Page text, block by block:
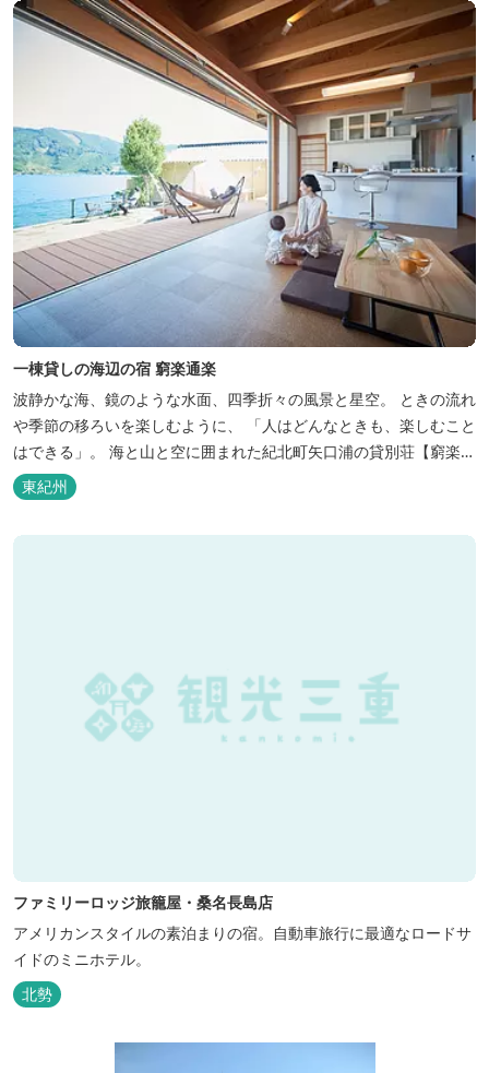
べ、エリア...
一棟貸しの海辺の宿 窮楽通楽
波静かな海、鏡のような水面、四季折々の風景と星空。 ときの流れ
や季節の移ろいを楽しむように、 「人はどんなときも、楽しむこと
はできる」。 海と山と空に囲まれた紀北町矢口浦の貸別荘【窮楽通
楽】。 中国古典『荘子』の一節「窮亦楽、通亦楽」から名づけまし
た。 いつでも気軽にご利用ください。
東紀州
ファミリーロッジ旅籠屋・桑名長島店
アメリカンスタイルの素泊まりの宿。自動車旅行に最適なロードサ
イドのミニホテル。
北勢